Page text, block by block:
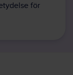
för